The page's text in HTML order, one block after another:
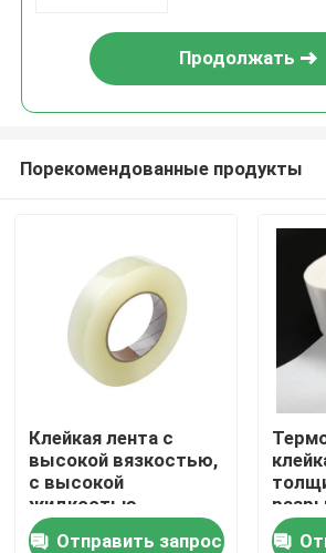
Главная страница
Продукция
Ролики
Продолжать
Порекомендованные продукты
Клейкая лента с
высокой вязкостью,
с высокой
жидкостью,
толщиной 280 мкм, с
Отправить запрос